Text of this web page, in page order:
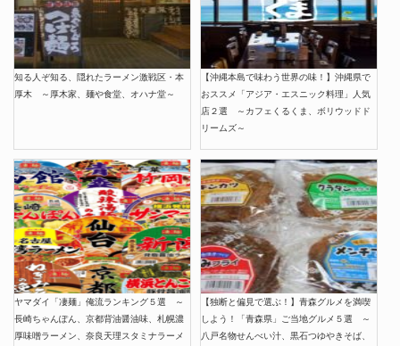
知る人ぞ知る、隠れたラーメン激戦区・本
厚木 ～厚木家、麺や食堂、オハナ堂～
【沖縄本島で味わう世界の味！】沖縄県で
おススメ「アジア・エスニック料理」人気
店２選 ～カフェくるくま、ボリウッドド
リームズ～
ヤマダイ「凄麺」俺流ランキング５選 ～
長崎ちゃんぽん、京都背油醤油味、札幌濃
厚味噌ラーメン、奈良天理スタミナラーメ
【独断と偏見で選ぶ！】青森グルメを満喫
しよう！「青森県」ご当地グルメ５選 ～
八戸名物せんべい汁、黒石つゆやきそば、